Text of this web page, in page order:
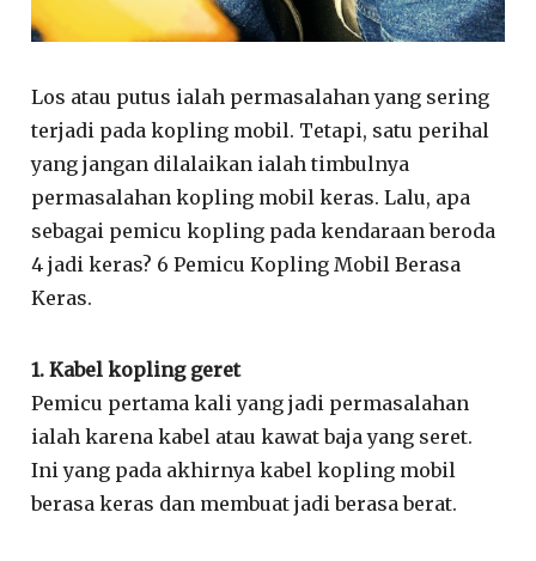
Los atau putus ialah permasalahan yang sering
terjadi pada kopling mobil. Tetapi, satu perihal
yang jangan dilalaikan ialah timbulnya
permasalahan kopling mobil keras. Lalu, apa
sebagai pemicu kopling pada kendaraan beroda
4 jadi keras? 6 Pemicu Kopling Mobil Berasa
Keras.
1. Kabel kopling geret
Pemicu pertama kali yang jadi permasalahan
ialah karena kabel atau kawat baja yang seret.
Ini yang pada akhirnya kabel kopling mobil
berasa keras dan membuat jadi berasa berat.